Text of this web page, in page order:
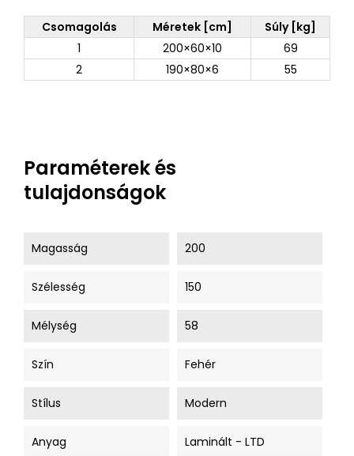
Csomagolás Méretek [cm]
Súly [kg]
1
200×60×10
69
2
190×80×6 55
Paraméterek és
tulajdonságok
Magasság 200
Szélesség 150
Mélység 58
Szín Fehér
Stílus Modern
Anyag Laminált - LTD